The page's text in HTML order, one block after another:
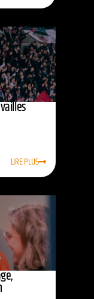
LIRE PLUS